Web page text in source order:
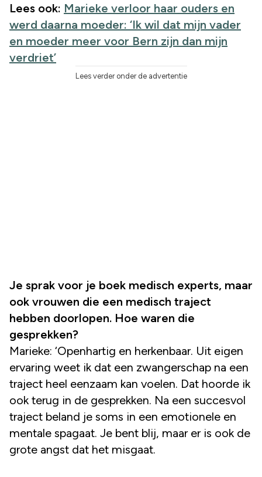
Lees ook: Marieke verloor haar ouders en
werd daarna moeder: ‘Ik wil dat mijn vader
en moeder meer voor Bern zijn dan mijn
verdriet’
Lees verder onder de advertentie
Je sprak voor je boek medisch experts, maar
ook vrouwen die een medisch traject
hebben doorlopen. Hoe waren die
gesprekken?
Marieke: ‘Openhartig en herkenbaar. Uit eigen
ervaring weet ik dat een zwangerschap na een
traject heel eenzaam kan voelen. Dat hoorde ik
ook terug in de gesprekken. Na een succesvol
traject beland je soms in een emotionele en
mentale spagaat. Je bent blij, maar er is ook de
grote angst dat het misgaat.